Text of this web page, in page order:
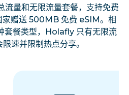
量和无限流量套餐，支持免费
家赠送 500MB 免费 eSIM。相
套餐类型，Holafly 只有无限流
速并限制热点分享。